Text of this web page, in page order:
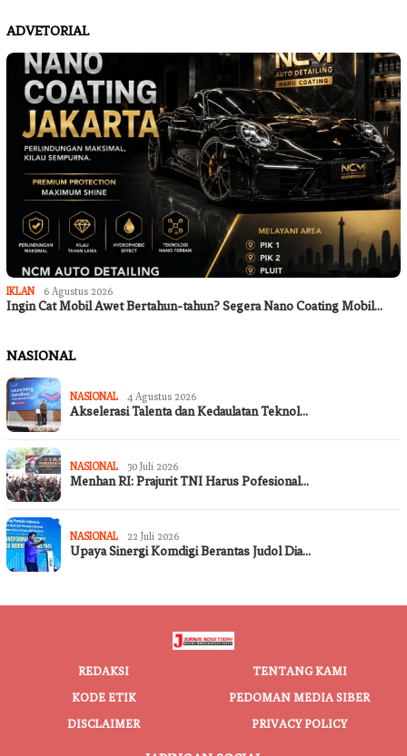
ADVETORIAL
IKLAN 6 Agustus 2026
Ingin Cat Mobil Awet Bertahun-tahun? Segera Nano Coating Mobil…
NASIONAL
NASIONAL 4 Agustus 2026
Akselerasi Talenta dan Kedaulatan Teknol…
NASIONAL 30 Juli 2026
Menhan RI: Prajurit TNI Harus Pofesional…
NASIONAL 22 Juli 2026
Upaya Sinergi Komdigi Berantas Judol Dia…
REDAKSI
TENTANG KAMI
KODE ETIK
PEDOMAN MEDIA SIBER
DISCLAIMER
PRIVACY POLICY